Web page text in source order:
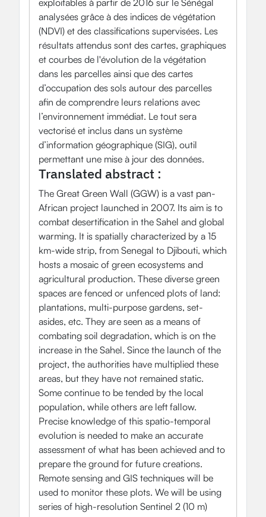
exploitables à partir de 2016 sur le Sénégal
analysées grâce à des indices de végétation
(NDVI) et des classifications supervisées. Les
résultats attendus sont des cartes, graphiques
et courbes de l'évolution de la végétation
dans les parcelles ainsi que des cartes
d’occupation des sols autour des parcelles
afin de comprendre leurs relations avec
l’environnement immédiat. Le tout sera
vectorisé et inclus dans un système
d’information géographique (SIG), outil
permettant une mise à jour des données.
Translated abstract :
The Great Green Wall (GGW) is a vast pan-
African project launched in 2007. Its aim is to
combat desertification in the Sahel and global
warming. It is spatially characterized by a 15
km-wide strip, from Senegal to Djibouti, which
hosts a mosaic of green ecosystems and
agricultural production. These diverse green
spaces are fenced or unfenced plots of land:
plantations, multi-purpose gardens, set-
asides, etc. They are seen as a means of
combating soil degradation, which is on the
increase in the Sahel. Since the launch of the
project, the authorities have multiplied these
areas, but they have not remained static.
Some continue to be tended by the local
population, while others are left fallow.
Precise knowledge of this spatio-temporal
evolution is needed to make an accurate
assessment of what has been achieved and to
prepare the ground for future creations.
Remote sensing and GIS techniques will be
used to monitor these plots. We will be using
series of high-resolution Sentinel 2 (10 m)